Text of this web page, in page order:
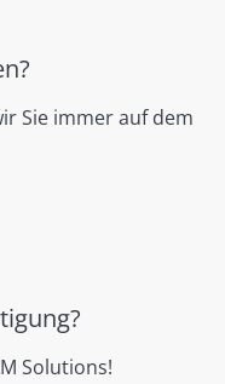
Sie immer auf dem
Solutions!